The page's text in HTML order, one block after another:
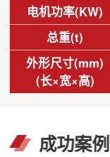
电机功率(KW)
总重(t)
外形尺寸(mm)
(长×宽×高)
成功案例